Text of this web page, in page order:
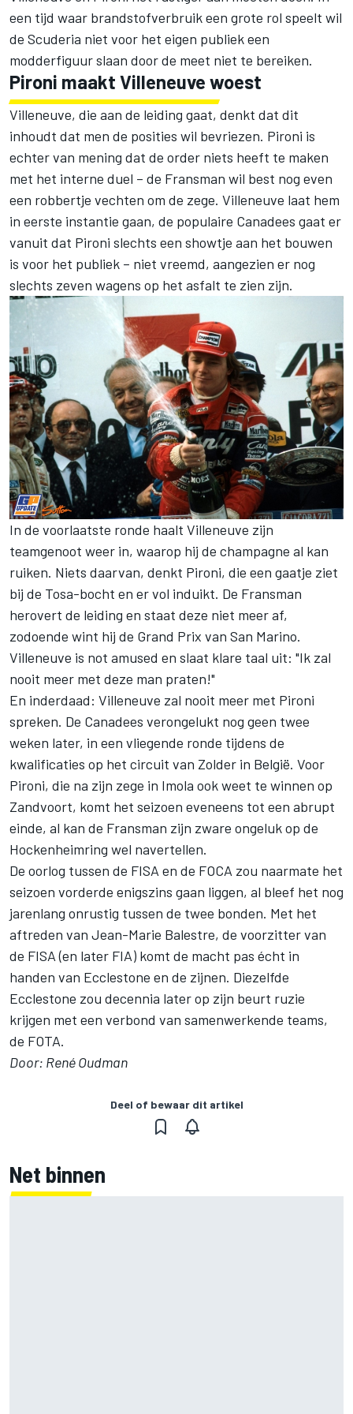
een tijd waar brandstofverbruik een grote rol speelt wil
de Scuderia niet voor het eigen publiek een
modderfiguur slaan door de meet niet te bereiken.
Pironi maakt Villeneuve woest
Villeneuve, die aan de leiding gaat, denkt dat dit
inhoudt dat men de posities wil bevriezen. Pironi is
echter van mening dat de order niets heeft te maken
met het interne duel – de Fransman wil best nog even
een robbertje vechten om de zege. Villeneuve laat hem
in eerste instantie gaan, de populaire Canadees gaat er
vanuit dat Pironi slechts een showtje aan het bouwen
is voor het publiek – niet vreemd, aangezien er nog
slechts zeven wagens op het asfalt te zien zijn.
In de voorlaatste ronde haalt Villeneuve zijn
teamgenoot weer in, waarop hij de champagne al kan
ruiken. Niets daarvan, denkt Pironi, die een gaatje ziet
bij de Tosa-bocht en er vol induikt. De Fransman
herovert de leiding en staat deze niet meer af,
zodoende wint hij de Grand Prix van San Marino.
Villeneuve is not amused en slaat klare taal uit: "Ik zal
nooit meer met deze man praten!"
En inderdaad: Villeneuve zal nooit meer met Pironi
spreken. De Canadees verongelukt nog geen twee
weken later, in een vliegende ronde tijdens de
kwalificaties op het circuit van Zolder in België. Voor
Pironi, die na zijn zege in Imola ook weet te winnen op
Zandvoort, komt het seizoen eveneens tot een abrupt
einde, al kan de Fransman zijn zware ongeluk op de
Hockenheimring wel navertellen.
De oorlog tussen de FISA en de FOCA zou naarmate het
seizoen vorderde enigszins gaan liggen, al bleef het nog
jarenlang onrustig tussen de twee bonden. Met het
aftreden van Jean-Marie Balestre, de voorzitter van
de FISA (en later FIA) komt de macht pas écht in
handen van Ecclestone en de zijnen. Diezelfde
Ecclestone zou decennia later op zijn beurt ruzie
krijgen met een verbond van samenwerkende teams,
de FOTA.
Door: René Oudman
Deel of bewaar dit artikel
Net binnen